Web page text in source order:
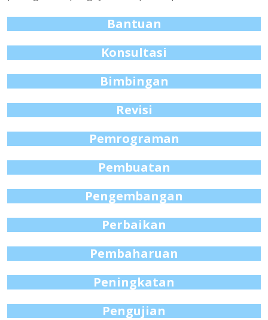
Bantuan
Konsultasi
Bimbingan
Revisi
Pemrograman
Pembuatan
Pengembangan
Perbaikan
Pembaharuan
Peningkatan
Pengujian